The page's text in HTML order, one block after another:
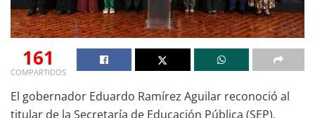
161
COMPARTIDOS
El gobernador Eduardo Ramírez Aguilar reconoció al
titular de la Secretaría de Educación Pública (SEP),